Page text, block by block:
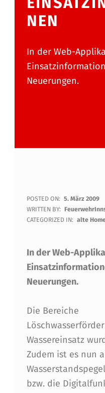
NEN
In der Web-
Neuerungen.
N
E
E
S
E
I
T
I
R
POSTED ON: 5. März 2009
WRITTEN BY:
CATEGORIZED IN: alte
In der Web-
Neuerungen.
Die Bereiche
Wassereinsatz
Zudem ist es nun
bzw. die